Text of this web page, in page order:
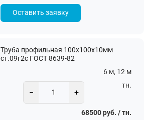
Оставить заявку
Труба профильная 100х100х10мм
ст.09г2с ГОСТ 8639-82
6 м, 12 м
− +
тн.
68500 руб. / тн.